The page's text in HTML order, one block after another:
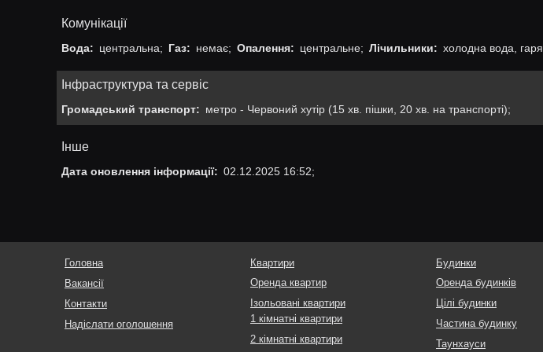
Комунікації
Вода: центральна; Газ: немає; Опалення: центральне; Лічильники: холодна вода,
Інфраструктура та сервіс
Громадський транспорт: метро - Червоний хутір (15 хв. пішки, 20 хв. на транспорті);
Інше
Дата оновлення інформації: 02.12.2025 16:52;
Головна
Вакансії
Контакти
Надіслати оголошення
Квартири
Оренда квартир
Ізольовані квартири
1 кімнатні квартири
2 кімнатні квартири
Будинки
Оренда будинків
Цілі будинки
Частина будинку
Таунхауси